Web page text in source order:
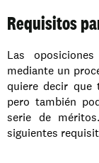
Requisitos
Las
mediante un
quiere decir que
pero también
serie de
siguientes